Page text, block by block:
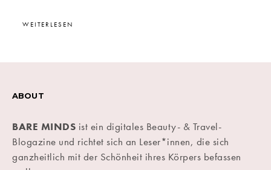
WEITERLESEN
ABOUT
BARE MINDS ist ein digitales Beauty- & Travel-
Blogazine und richtet sich an Leser*innen, die sich
ganzheitlich mit der Schönheit ihres Körpers befassen